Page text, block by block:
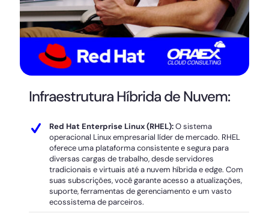
Infraestrutura Híbrida de Nuvem:
Red Hat Enterprise Linux (RHEL):O sistema
operacional Linux empresarial líder de mercado. RHEL
oferece uma plataforma consistente e segura para
diversas cargas de trabalho, desde servidores
tradicionais e virtuais até a nuvem híbrida e edge. Com
suas subscrições, você garante acesso a atualizações,
suporte, ferramentas de gerenciamento e um vasto
ecossistema de parceiros.